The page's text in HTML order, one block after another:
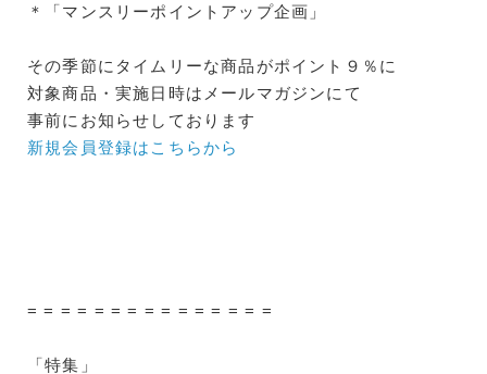
＊「マンスリーポイントアップ企画」
その季節にタイムリーな商品がポイント９％に
対象商品・実施日時はメールマガジンにて
事前にお知らせしております
新規会員登録はこちらから
= = = = = = = = = = = = = = =
「特集」